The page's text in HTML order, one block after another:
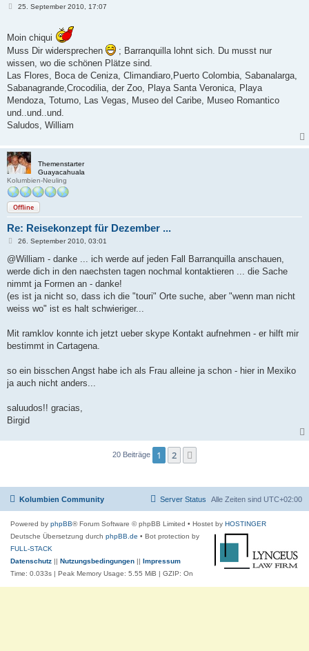
B
r
g
25. September 2010, 17:07
Moin chiqui
Muss Dir widersprechen
; Barranquilla lohnt sich. Du musst nur
wissen, wo die schönen Plätze sind.
Las Flores, Boca de Ceniza, Climandiaro,Puerto Colombia, Sabanalarga,
Sabanagrande,Crocodilia, der Zoo, Playa Santa Veronica, Playa
Mendoza, Totumo, Las Vegas, Museo del Caribe, Museo Romantico
und..und..und.
Saludos, William
Themenstarter
Guayacahuala
Kolumbien-Neuling
Offline
Re: Reisekonzept für Dezember ...
B
i
r
a
26. September 2010, 03:01
@William - danke ... ich werde auf jeden Fall Barranquilla anschauen,
werde dich in den naechsten tagen nochmal kontaktieren ... die Sache
nimmt ja Formen an - danke!
(es ist ja nicht so, dass ich die "touri" Orte suche, aber "wenn man nicht
weiss wo" ist es halt schwieriger...
Mit ramklov konnte ich jetzt ueber skype Kontakt aufnehmen - er hilft mir
bestimmt in Cartagena.
so ein bisschen Angst habe ich als Frau alleine ja schon - hier in Mexiko
ja auch nicht anders...
saluudos!! gracias,
Birgid
20 Beiträge 1 2
Kolumbien Community Alle Zeiten sind UTC+02:00
Server Status
Powered by phpBB® Forum Software © phpBB Limited • Hostet by HOSTINGER
Deutsche Übersetzung durch phpBB.de • Bot protection by
FULL-STACK
Datenschutz || Nutzungsbedingungen || Impressum
Time: 0.033s | Peak Memory Usage: 5.55 MiB | GZIP: On